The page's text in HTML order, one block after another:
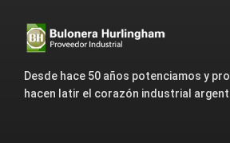
Desde hace 50 años potenciamos y
hacen latir el corazón industrial